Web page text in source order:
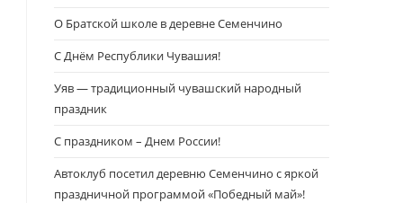
О Братской школе в деревне Семенчино
С Днём Республики Чувашия!
Уяв — традиционный чувашский народный
праздник
С праздником – Днем России!
Автоклуб посетил деревню Семенчино с яркой
праздничной программой «Победный май»!